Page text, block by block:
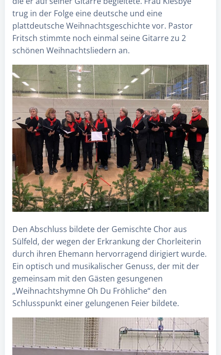
trug in der Folge eine deutsche und eine
plattdeutsche Weihnachtsgeschichte vor. Pastor
Fritsch stimmte noch einmal seine Gitarre zu 2
schönen Weihnachtsliedern an.
Den Abschluss bildete der Gemischte Chor aus
Sülfeld, der wegen der Erkrankung der Chorleiterin
durch ihren Ehemann hervorragend dirigiert wurde.
Ein optisch und musikalischer Genuss, der mit der
gemeinsam mit den Gästen gesungenen
„Weihnachtshymne Oh Du Fröhliche“ den
Schlusspunkt einer gelungenen Feier bildete.